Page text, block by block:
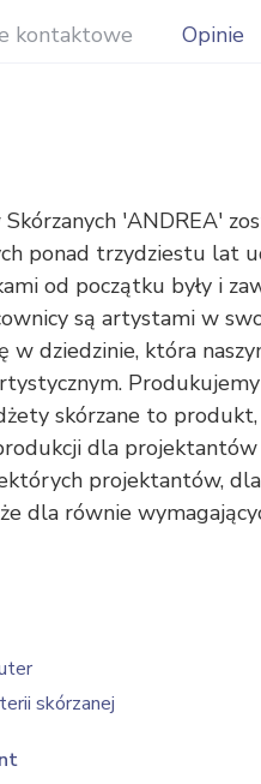
kontaktowe Opinie
'ANDREA'
ponad trzydziestu lat
od początku były i
są artystami w
w dziedzinie, która
skórzane to
dla
projektantów,
dla równie
skórzanej